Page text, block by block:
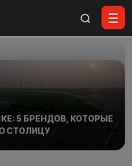
5 БРЕНДОВ, КОТОРЫЕ
СТОЛИЦУ